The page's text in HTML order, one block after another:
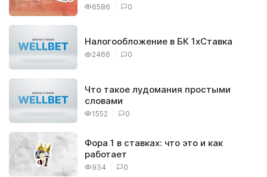
6586 0
2466 0
Налогообложение в БК 1хСтавка
1552 0
Что такое лудомания простыми
словами
934 0
Фора 1 в ставках: что это и как
работает